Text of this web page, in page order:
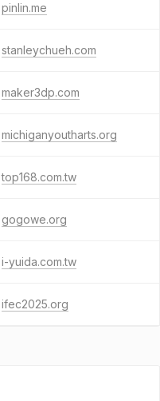
pinlin.me
stanleychueh.com
maker3dp.com
michiganyoutharts.org
top168.com.tw
gogowe.org
i-yuida.com.tw
ifec2025.org